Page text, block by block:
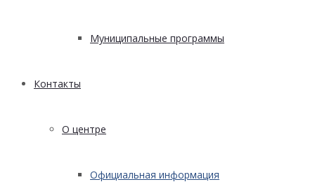
Муниципальные программы
Контакты
О центре
Официальная информация